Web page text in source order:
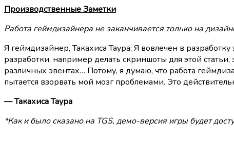
Производственные Заметки
Работа геймдизайнера не заканчивается только на
Я геймдизайнер, Такахиса Таура; Я вовлечен в
разработки, например делать скриншоты для этой
различных эвентах… Потому, я думаю, что работа
пытается взорвать мой мозг проблемами. Это
— Такахиса Таура
*Как и было сказано на TGS, демо-версия игры будет